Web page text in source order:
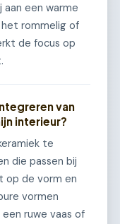
een warme
rommelig of
de focus op
van
interieur?
te
die passen bij
op de vorm en
vormen
ruwe vaas of